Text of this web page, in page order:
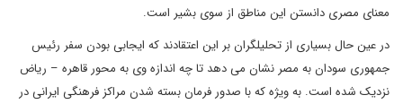
معنای مصری دانستن این مناطق از سوی بشیر است.
در عین حال بسیاری از تحلیلگران بر این اعتقادند که ایجابی بودن سفر رئیس
جمهوری سودان به مصر نشان می دهد تا چه اندازه وی به محور قاهره – ریاض
نزدیک شده است. به ویژه که با صدور فرمان بسته شدن مراکز فرهنگی ایرانی در